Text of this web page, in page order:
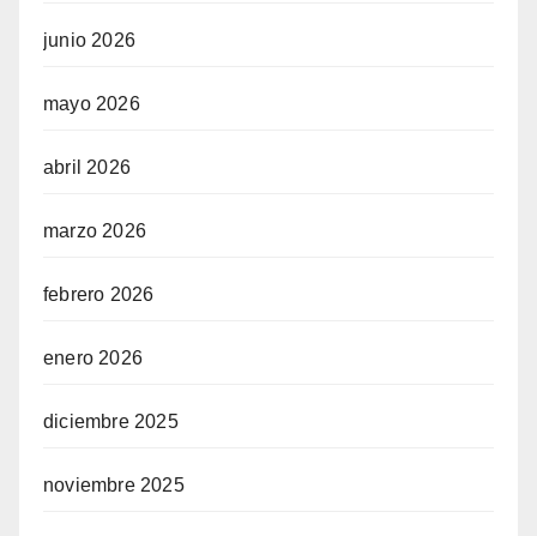
junio 2026
mayo 2026
abril 2026
marzo 2026
febrero 2026
enero 2026
diciembre 2025
noviembre 2025